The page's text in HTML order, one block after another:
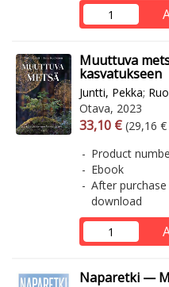
Muuttuva
kasvatukseen
Juntti, Pekka;
Otava, 2023
33,10 € Excl. vat
(29,16
Product
Ebook
After
download
Naparetki —